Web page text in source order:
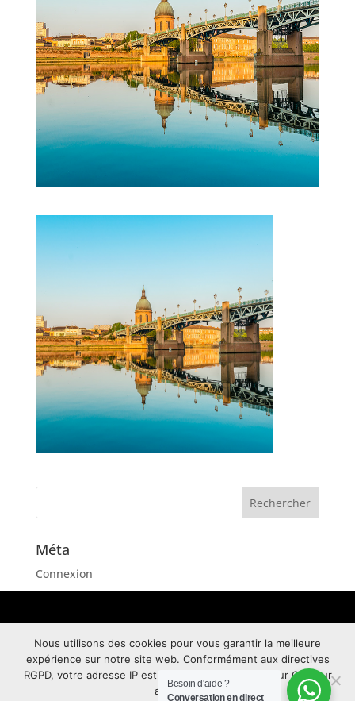
Méta
Connexion
Flux des commentaires
Site de WordPress-FR
Copyright © 2026 I Tous droits réservés Aligners
Training Center
Besoin d'aide ?
Conversation en direct
Nous utilisons des cookies pour vous garantir la meilleure
expérience sur notre site web. Conformément aux directives
RGPD, votre adresse IP est anonymisée. Appuyez sur OK pour
accepter.